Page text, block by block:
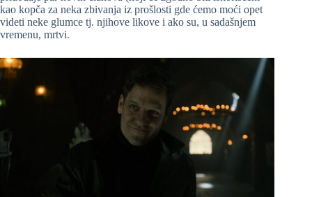
kao kopča za neka zbivanja iz prošlosti gde ćemo moći opet
videti neke glumce tj. njihove likove i ako su, u sadašnjem
vremenu, mrtvi.